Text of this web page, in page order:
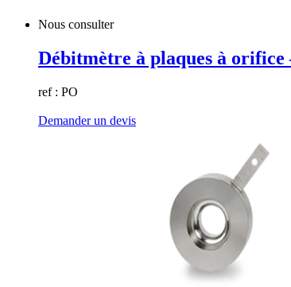
Nous consulter
Débitmètre à plaques à
ref : PO
Demander un devis